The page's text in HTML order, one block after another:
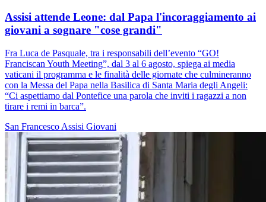
Assisi attende Leone: dal Papa l'incoraggiamento ai
giovani a sognare "cose grandi"
Fra Luca de Pasquale, tra i responsabili dell’evento “GO!
Franciscan Youth Meeting”, dal 3 al 6 agosto, spiega ai media
vaticani il programma e le finalità delle giornate che culmineranno
con la Messa del Papa nella Basilica di Santa Maria degli Angeli:
“Ci aspettiamo dal Pontefice una parola che inviti i ragazzi a non
tirare i remi in barca”.
San Francesco Assisi Giovani